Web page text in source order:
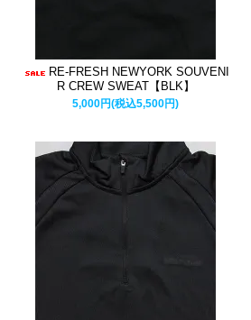
RE-FRESH NEWYORK SOUVENI
R CREW SWEAT【BLK】
5,000円(税込5,500円)